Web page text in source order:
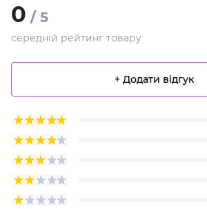
0 / 5
середній рейтинг товару
+ Додати відгук